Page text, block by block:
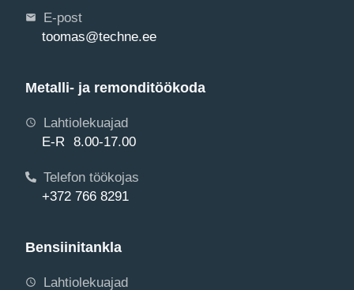
E-post
toomas@techne.ee
Metalli- ja remonditöökoda
Lahtiolekuajad
E-R 8.00-17.00
Telefon töökojas
+372 766 8291
Bensiinitankla
Lahtiolekuajad